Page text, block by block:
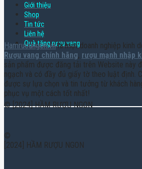
Giới thiệu
Shop
Tin tức
Liên hệ
Quà tặng rượu vang
Hamruoungon.vnlà một doanh nghiệp kinh
Rượu vang chính hãng, rượu mạnh nhập
sản phẩm được đăng tải trên Website này
ngạch và có đầy đủ giấy tờ theo luật định.
được sự lựa chọn và tin tưởng từ khách
phục vụ một cách tốt nhất!
© [2024] HẦM RƯỢU NGON
©
[2024] HẦM RƯỢU NGON